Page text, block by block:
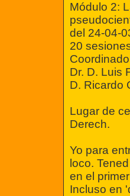
Módulo 2:
del 24-04-
20
Dr. D. Luis
D. Ricardo
Lugar de
Derech.
Yo para
loco.
en el
Incluso en